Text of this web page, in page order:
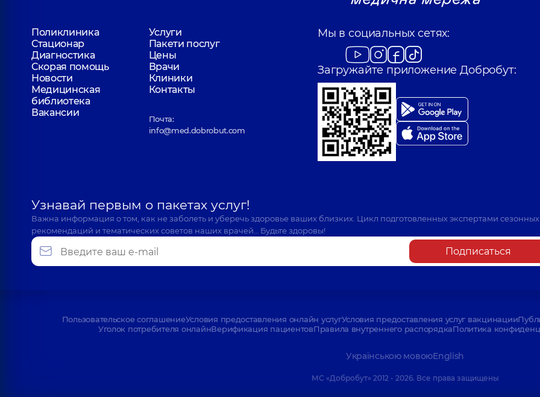
Поликлиника
Услуги
Стационар
Пакети послуг
Диагностика
Цены
Скорая помощь
Врачи
Новости
Клиники
Медицинская
библиотека
Контакты
Вакансии
Почта:
info@med.dobrobut.com
Мы в социальных сетях:
Загружайте приложение Добробут:
Узнавай первым о пакетах услуг!
Важна информация о том, как не заболеть и уберечь здоровье ваших близких. Цикл подготовленных экспертами сезонных
рекомендаций и тематических советов наших врачей… Будьте здоровы!
Подписаться
Пользовательское соглашениеУсловия предоставления онлайн услугУсловия предоставления услуг вакцинации
Уголок потребителя онлайнВерификация пациентовПравила внутреннего распорядкаПолитика
Українською мовоюEnglish
МС «Добробут» 2012 - 2026. Все права защищены